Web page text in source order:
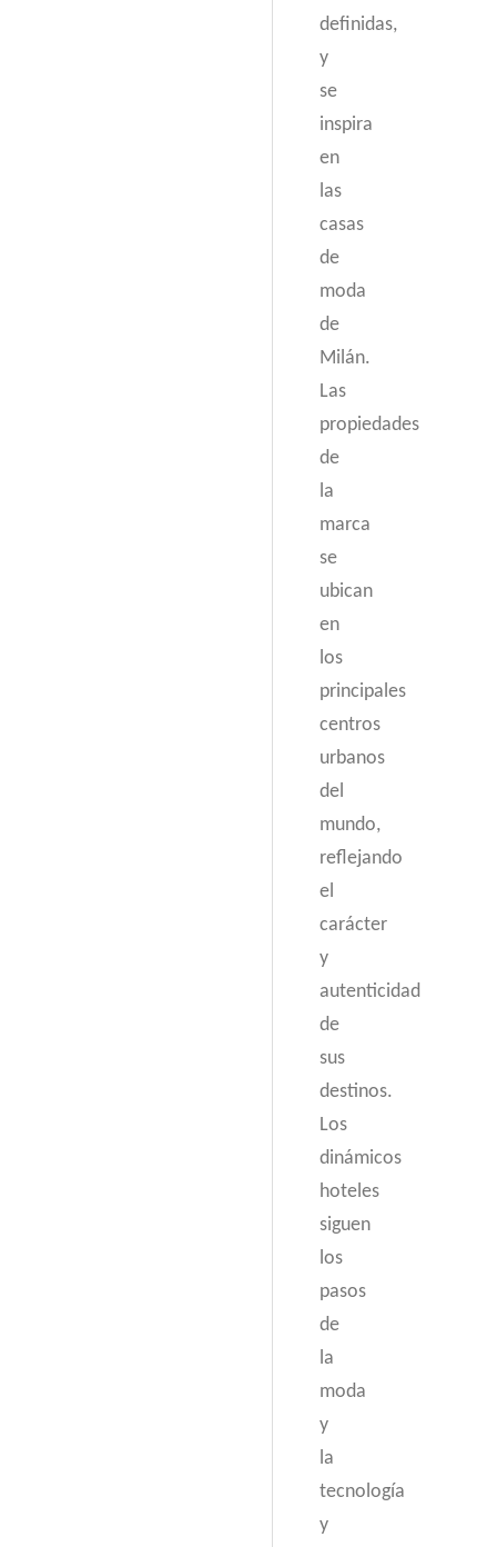
definidas,
y
se
inspira
en
las
casas
de
moda
de
Milán.
Las
propiedades
de
la
marca
se
ubican
en
los
principales
centros
urbanos
del
mundo,
reflejando
el
carácter
y
autenticidad
de
sus
destinos.
Los
dinámicos
hoteles
siguen
los
pasos
de
la
moda
y
la
tecnología
y